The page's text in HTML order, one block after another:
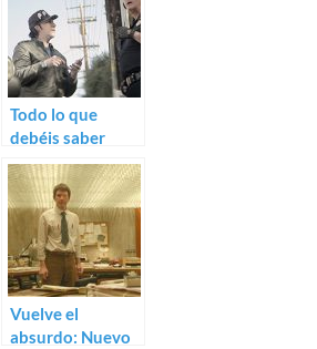
Todo lo que
debéis saber
sobre Wrong
Cops y Realité, lo
nuevo de
Quentin Dupieux
Vuelve el
absurdo: Nuevo